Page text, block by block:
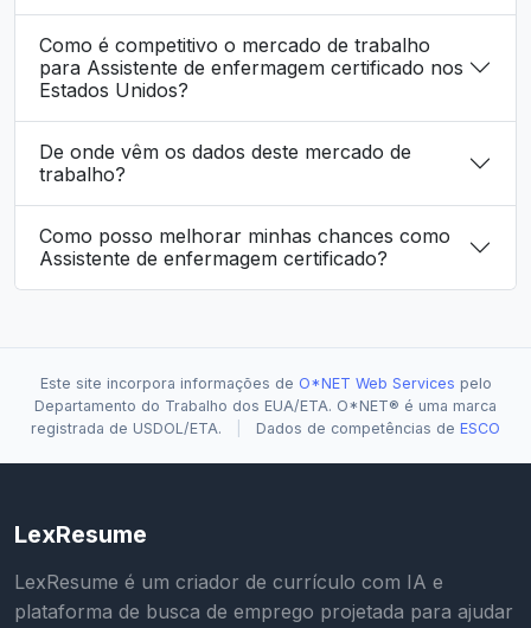
Como é competitivo o mercado de trabalho
para Assistente de enfermagem certificado nos
Estados Unidos?
De onde vêm os dados deste mercado de
trabalho?
Como posso melhorar minhas chances como
Assistente de enfermagem certificado?
Este site incorpora informações de O*NET Web Services pelo
Departamento do Trabalho dos EUA/ETA. O*NET® é uma marca
registrada de USDOL/ETA.
Dados de competências de ESCO
LexResume
LexResume é um criador de currículo com IA e
plataforma de busca de emprego projetada para ajudar